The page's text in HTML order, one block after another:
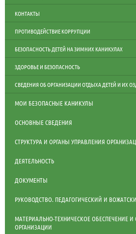
КОНТАКТЫ
ПРОТИВОДЕЙСТВИЕ КОРРУПЦИИ
БЕЗОПАСНОСТЬ ДЕТЕЙ НА ЗИМНИХ КАНИКУЛАХ
ЗДОРОВЬЕ И БЕЗОПАСНОСТЬ
СВЕДЕНИЯ ОБ ОРГАНИЗАЦИИ ОТДЫХА ДЕТЕЙ И ИХ
МОИ БЕЗОПАСНЫЕ КАНИКУЛЫ
ОСНОВНЫЕ СВЕДЕНИЯ
СТРУКТУРА И ОРГАНЫ УПРАВЛЕНИЯ
ДЕЯТЕЛЬНОСТЬ
ДОКУМЕНТЫ
РУКОВОДСТВО. ПЕДАГОГИЧЕСКИЙ И
МАТЕРИАЛЬНО-ТЕХНИЧЕСКОЕ ОБЕСПЕЧЕНИЕ
ОРГАНИЗАЦИИ